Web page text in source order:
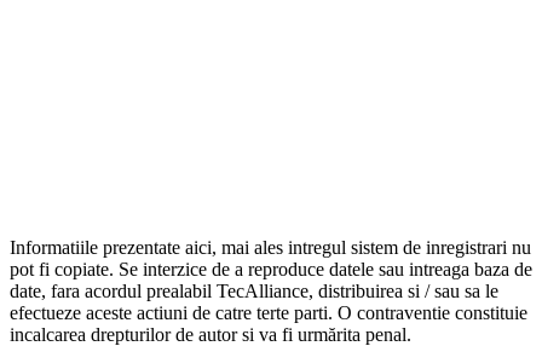
Informatiile prezentate aici, mai ales intregul sistem de inregistrari nu
pot fi copiate. Se interzice de a reproduce datele sau intreaga baza de
date, fara acordul prealabil TecAlliance, distribuirea si / sau sa le
efectueze aceste actiuni de catre terte parti. O contraventie constituie
incalcarea drepturilor de autor si va fi urmărita penal.